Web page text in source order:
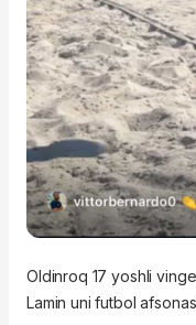
Oldinroq 17 yoshli
Lamin uni futbol